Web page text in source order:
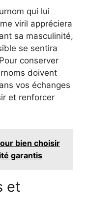
qui lui
viril appréciera
sa masculinité,
se sentira
conserver
doivent
vos échanges
et renforcer
bien choisir
garantis
et